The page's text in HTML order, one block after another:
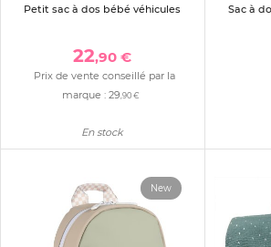
Petit sac à dos bébé véhicules
22,90 €
Prix de vente conseillé par la
marque : 29 ,90 €
En stock
Sac à
New